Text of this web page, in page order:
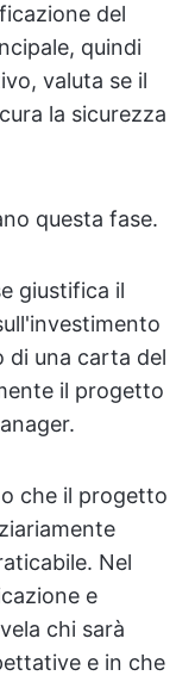
del
quindi
valuta se il
la sicurezza
questa fase.
giustifica il
di una carta del
il progetto
che il progetto
Nel
e
chi sarà
e in che